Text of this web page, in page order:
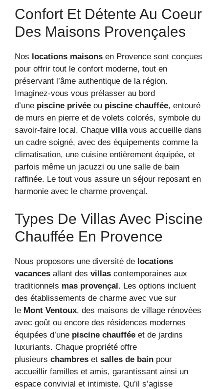
Confort Et Détente Au Coeur
Des Maisons Provençales
Nos locations maisons en Provence sont conçues
pour offrir tout le confort moderne, tout en
préservant l’âme authentique de la région.
Imaginez-vous vous prélasser au bord
d’une piscine privée ou piscine chauffée, entouré
de murs en pierre et de volets colorés, symbole du
savoir-faire local. Chaque villavous accueille dans
un cadre soigné, avec des équipements comme la
climatisation, une cuisine entièrement équipée, et
parfois même un jacuzzi ou une salle de bain
raffinée. Le tout vous assure un séjour reposant en
harmonie avec le charme provençal.
Types De Villas Avec Piscine
Chauffée En Provence
Nous proposons une diversité de locations
vacances allant des villas contemporaines aux
traditionnels mas provençal. Les options incluent
des établissements de charme avec vue sur
le Mont Ventoux, des maisons de village rénovées
avec goût ou encore des résidences modernes
équipées d’une piscine chauffée et de jardins
luxuriants. Chaque propriété offre
plusieurs chambres et salles de bain pour
accueillir familles et amis, garantissant ainsi un
espace convivial et intimiste. Qu’il s’agisse